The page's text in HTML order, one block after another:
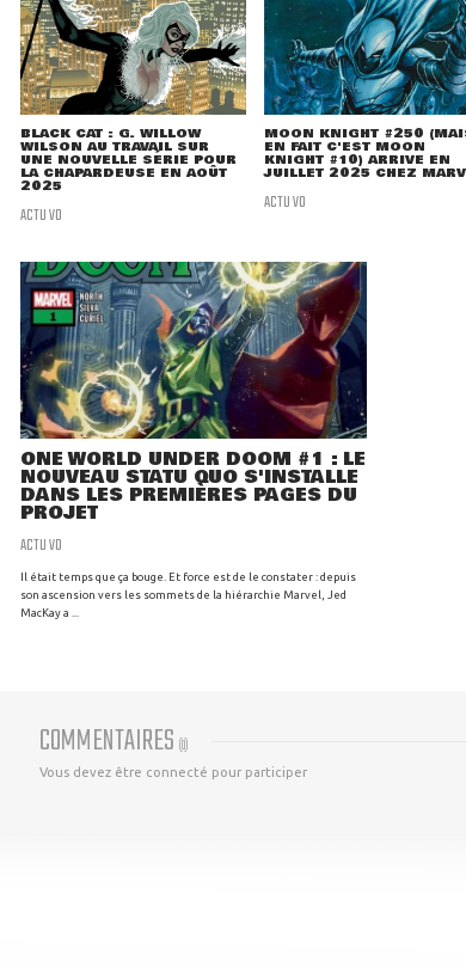
BLACK CAT : G. WILLOW
WILSON AU TRAVAIL SUR
UNE NOUVELLE SÉRIE POUR
LA CHAPARDEUSE EN AOÛT
2025
ACTU VO
MOON KNIGHT #250
EN FAIT C'EST MOON
KNIGHT #10) ARRIVE EN
JUILLET 2025 CHEZ
ACTU VO
ONE WORLD UNDER DOOM #1 : LE
NOUVEAU STATU QUO S'INSTALLE
DANS LES PREMIÈRES PAGES DU
PROJET
ACTU VO
Il était temps que ça bouge. Et force est de le constater : depuis
son ascension vers les sommets de la hiérarchie Marvel, Jed
MacKay a ...
COMMENTAIRES (0)
Vous devez être connecté pour participer